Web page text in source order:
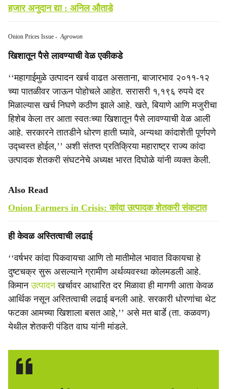
हजार अनुदान द्या : अनिल औताडे
Onion Prices Issue -Agrowon
खिशातून पैसे लावण्याची वेळ एकीकडे
‘‘महागाईमुळे उत्पादन खर्च वाढत असताना, बाजारभाव २०११-१२
च्या पातळीवर जाऊन पोहोचले आहेत. सरासरी १,१९६ रुपये दर
मिळाल्यास खर्च निघणे कठीण झाले आहे. खते, बियाणे आणि मजुरीचा
हिशेब केला तर आता स्वतःच्या खिशातून पैसे लावण्याची वेळ आली
आहे. सरकारने तातडीने धोरण हाती घ्यावे, अन्यथा कांदाशेती पूर्णपणे
उद्ध्वस्त होईल,’’ अशी संतप्त प्रतिक्रिया महाराष्ट्र राज्य कांदा
उत्पादक शेतकरी संघटनेचे अध्यक्ष भारत दिघोळे यांनी व्यक्त केली.
Also Read
Onion Farmers in Crisis: कांदा उत्पादक शेतकरी संकटात
ही केवळ अस्तित्वाची लढाई
‘‘वर्षभर कांदा पिकवायचा आणि तो मातीमोल भावात विकायचा हे
दुष्टचक्र सुरू असल्याने ग्रामीण अर्थव्यवस्था कोलमडली आहे.
किमानउत्पादनखर्चावर आधारित दर मिळावा ही मागणी आता केवळ
आर्थिक नसून अस्तित्वाची लढाई बनली आहे. सरकारी धोरणांचा थेट
फटका आमच्या खिशाला बसत आहे,’’ असे मत बार्डे (ता. कळवण)
येथील शेतकरी पंडित वाघ यांनी मांडले.